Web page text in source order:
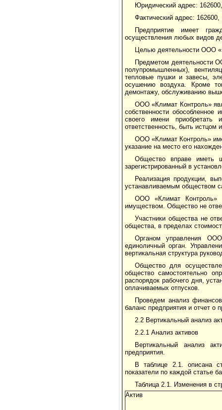
Юридический адрес:
Фактический адрес:
Предприятие имеет
осуществления любых видов
Целью деятельности ООО
Предметом деятельности
полупромышленных),
тепловые пушки и завесы,
осушению воздуха. Кроме
демонтажу, обслуживанию
ООО «Климат Контроль»
собственности
своего имени
ответственность, быть истцом
ООО «Климат Контроль»
указание на место его
Общество вправе иметь
зарегистрированный в
Реализация продукции,
устанавливаемым обществом
ООО «Климат Контроль»
имуществом. Общество не
Участники общества не
общества, в пределах
Органом управления ООО
единоличный орган.
вертикальная структура
Общество для
общество самостоятельно
распорядок рабочего дня,
оплачиваемых отпусков.
Проведем анализ
баланс предприятия и отчет о
2.2 Вертикальный анализ
2.2.1 Анализ активов
Вертикальный анализ
предприятия.
В таблице 2.1. описана
показатели по каждой статье
Таблица 2.1. Изменения в
Актив